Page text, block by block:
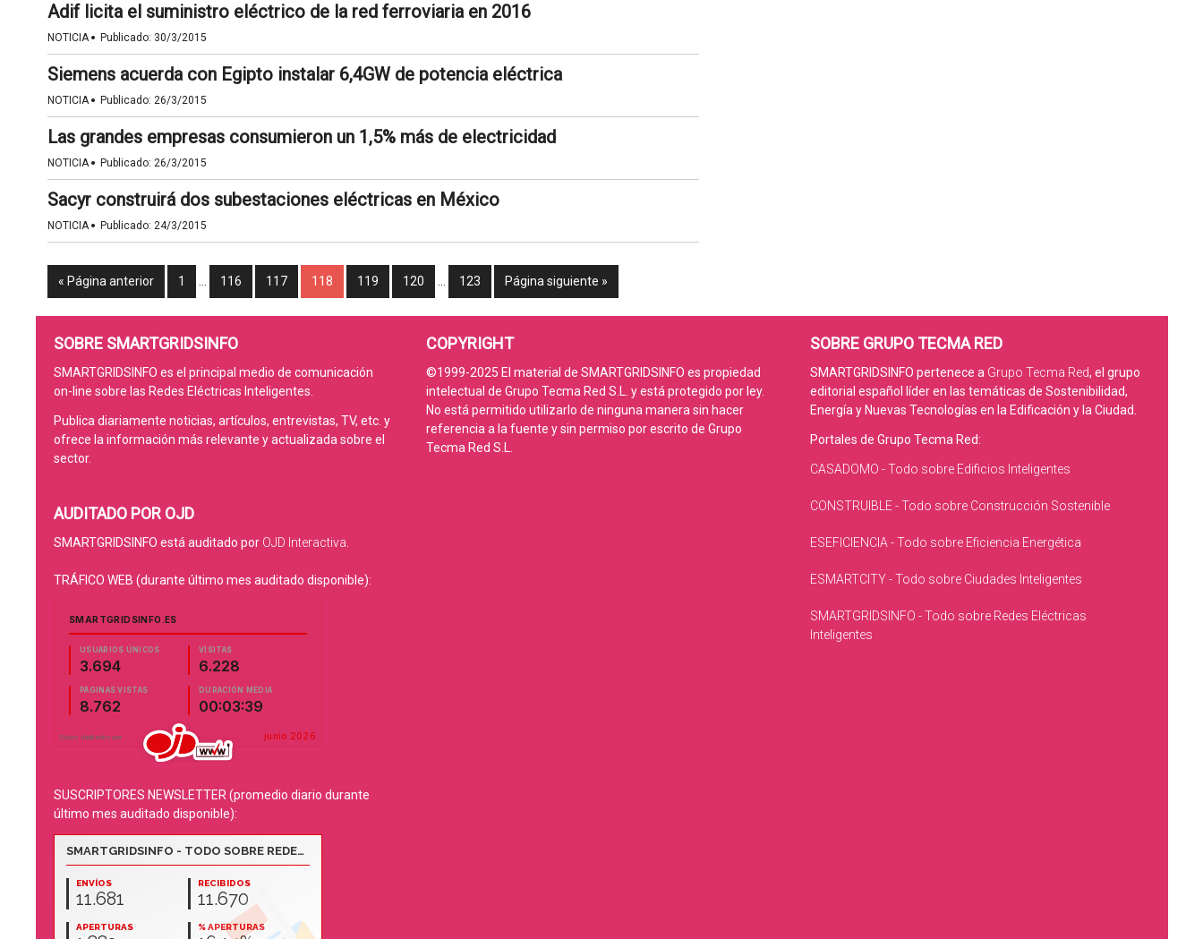
Adif licita el suministro eléctrico de la red ferroviaria en 2016
NOTICIA· Publicado: 30/3/2015
Siemens acuerda con Egipto instalar 6,4GW de potencia eléctrica
NOTICIA· Publicado: 26/3/2015
Las grandes empresas consumieron un 1,5% más de electricidad
NOTICIA· Publicado: 26/3/2015
Sacyr construirá dos subestaciones eléctricas en México
NOTICIA· Publicado: 24/3/2015
« Página anterior 1 116 117 118 119 120 123 Página siguiente »
SOBRE SMARTGRIDSINFO
SMARTGRIDSINFO es el principal medio de comunicación
on-line sobre las Redes Eléctricas Inteligentes.
Publica diariamente noticias, artículos, entrevistas, TV, etc. y
ofrece la información más relevante y actualizada sobre el
sector.
AUDITADO POR OJD
SMARTGRIDSINFO está auditado por OJD Interactiva
TRÁFICO WEB (durante último mes auditado disponible):
SUSCRIPTORES NEWSLETTER (promedio diario durante
último mes auditado disponible):
COPYRIGHT
©1999-2025 El material de SMARTGRIDSINFO es propiedad
intelectual de Grupo Tecma Red S.L. y está protegido por ley.
No está permitido utilizarlo de ninguna manera sin hacer
referencia a la fuente y sin permiso por escrito de Grupo
Tecma Red S.L.
SOBRE GRUPO TECMA RED
SMARTGRIDSINFO pertenece a Grupo Tecma Red, el grupo
editorial español líder en las temáticas de Sostenibilidad,
Energía y Nuevas Tecnologías en la Edificación y la Ciudad.
Portales de Grupo Tecma Red:
CASADOMO - Todo sobre Edificios Inteligentes
CONSTRUIBLE - Todo sobre Construcción Sostenible
ESEFICIENCIA - Todo sobre Eficiencia Energética
ESMARTCITY - Todo sobre Ciudades Inteligentes
SMARTGRIDSINFO - Todo sobre Redes Eléctricas
Inteligentes